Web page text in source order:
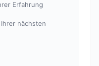
Erfahrung
nächsten